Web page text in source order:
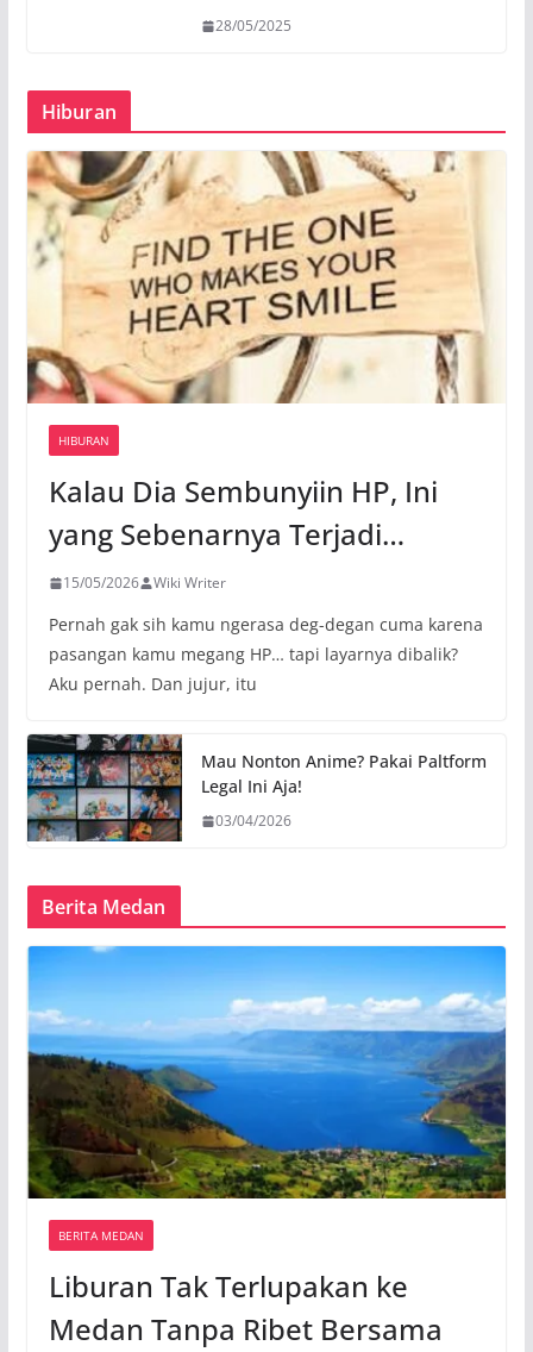
28/05/2025
Hiburan
HIBURAN
Kalau Dia Sembunyiin HP, Ini
yang Sebenarnya Terjadi…
15/05/2026 Wiki Writer
Pernah gak sih kamu ngerasa deg-degan cuma karena
pasangan kamu megang HP… tapi layarnya dibalik?
Aku pernah. Dan jujur, itu
Mau Nonton Anime? Pakai Paltform
Legal Ini Aja!
03/04/2026
Berita Medan
BERITA MEDAN
Liburan Tak Terlupakan ke
Medan Tanpa Ribet Bersama